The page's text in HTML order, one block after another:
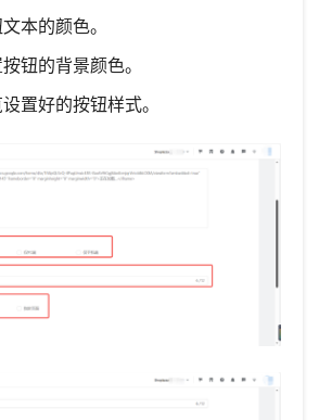
本的颜色。
钮的背景颜色。
置好的按钮样式。